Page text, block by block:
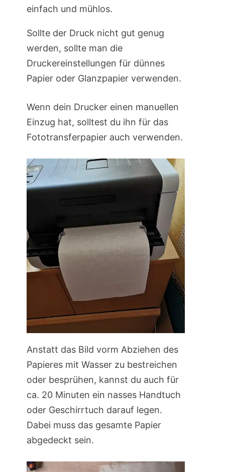
einfach und mühlos.
Sollte der Druck nicht gut genug
werden, sollte man die
Druckereinstellungen für dünnes
Papier oder Glanzpapier verwenden.
Wenn dein Drucker einen manuellen
Einzug hat, solltest du ihn für das
Fototransferpapier auch verwenden.
Anstatt das Bild vorm Abziehen des
Papieres mit Wasser zu bestreichen
oder besprühen, kannst du auch für
ca. 20 Minuten ein nasses Handtuch
oder Geschirrtuch darauf legen.
Dabei muss das gesamte Papier
abgedeckt sein.